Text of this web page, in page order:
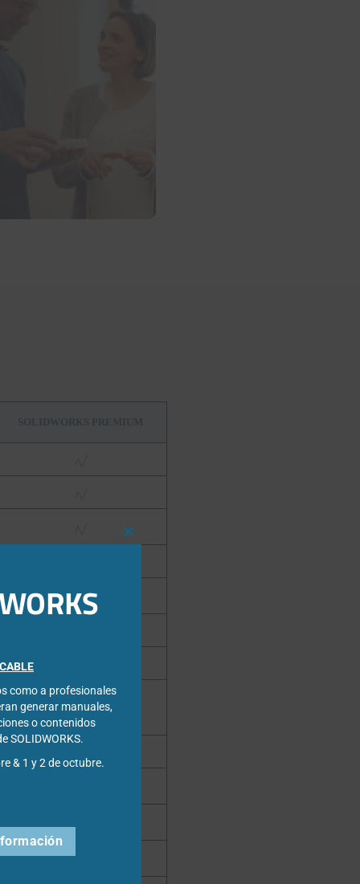
Close
module
como a profesionales
generar manuales,
o contenidos
SOLIDWORKS.
& 1 y 2 de octubre.